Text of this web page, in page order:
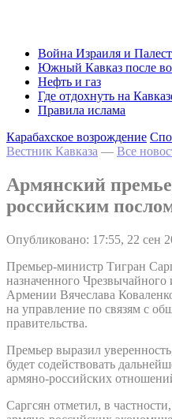
Война Израиля и
Южный Кавказ после
Нефть и газ
Где отдохнуть на
Правила ислама
Карабахское возрождение
Вестник Кавказа — Все
Армянский
российским
Опубликовано: 17:55, 22 сен
Премьер-министр Тигран
назначенного
Армении Вячеслава
на управление по связям с
правительства.
Премьер выразил
будет содействовать
армяно-российских
Саргсян отметил, в